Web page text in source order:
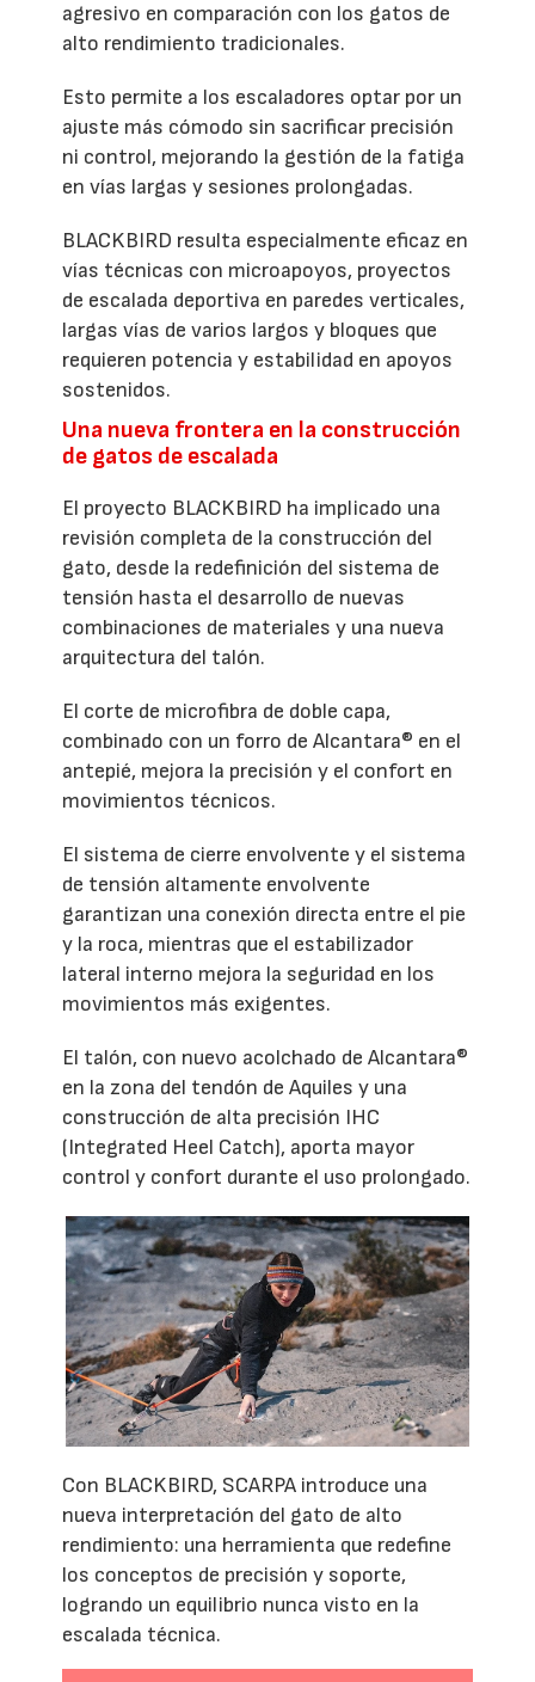
agresivo en comparación con los gatos de
alto rendimiento tradicionales.
Esto permite a los escaladores optar por un
ajuste más cómodo sin sacrificar precisión
ni control, mejorando la gestión de la fatiga
en vías largas y sesiones prolongadas.
BLACKBIRD resulta especialmente eficaz en
vías técnicas con microapoyos, proyectos
de escalada deportiva en paredes verticales,
largas vías de varios largos y bloques que
requieren potencia y estabilidad en apoyos
sostenidos.
Una nueva frontera en la construcción
de gatos de escalada
El proyecto BLACKBIRD ha implicado una
revisión completa de la construcción del
gato, desde la redefinición del sistema de
tensión hasta el desarrollo de nuevas
combinaciones de materiales y una nueva
arquitectura del talón.
El corte de microfibra de doble capa,
combinado con un forro de Alcantara® en el
antepié, mejora la precisión y el confort en
movimientos técnicos.
El sistema de cierre envolvente y el sistema
de tensión altamente envolvente
garantizan una conexión directa entre el pie
y la roca, mientras que el estabilizador
lateral interno mejora la seguridad en los
movimientos más exigentes.
El talón, con nuevo acolchado de Alcantara®
en la zona del tendón de Aquiles y una
construcción de alta precisión IHC
(Integrated Heel Catch), aporta mayor
control y confort durante el uso prolongado.
Con BLACKBIRD, SCARPA introduce una
nueva interpretación del gato de alto
rendimiento: una herramienta que redefine
los conceptos de precisión y soporte,
logrando un equilibrio nunca visto en la
escalada técnica.